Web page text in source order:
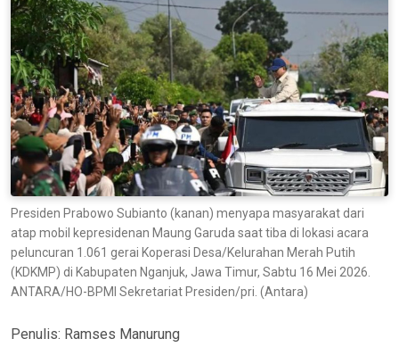
Presiden Prabowo Subianto (kanan) menyapa masyarakat dari
atap mobil kepresidenan Maung Garuda saat tiba di lokasi acara
peluncuran 1.061 gerai Koperasi Desa/Kelurahan Merah Putih
(KDKMP) di Kabupaten Nganjuk, Jawa Timur, Sabtu 16 Mei 2026.
ANTARA/HO-BPMI Sekretariat Presiden/pri. (Antara)
Penulis: Ramses Manurung